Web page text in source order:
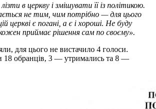
в церкву і змішувати її із політикою.
не тим, чим потрібно — для цього
церкві є погані, а є і хороші. Не буду
приймає рішення сам по своєму».
для цього не вистачило 4 голоси.
18 обранців, 3 — утримались та 8 —